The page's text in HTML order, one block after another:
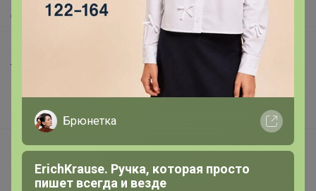
Доставка
Торговые марки
В наличии
Подарочные сертификаты
Реклама на сайте
Брюнетка
ErichKrause. Ручка, которая просто
пишет всегда и везде